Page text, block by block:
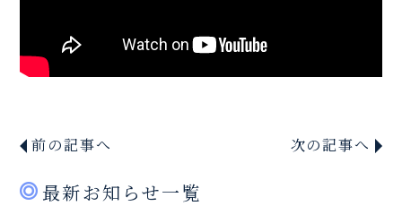
前の記事へ 次の記事へ
最新お知らせ一覧